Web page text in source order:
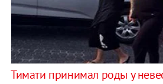
Тимати принимал роды у